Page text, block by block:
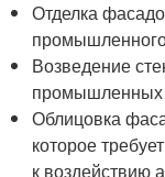
Отделка
Возведение
промышленных
Облицовка
которое
к воздействию